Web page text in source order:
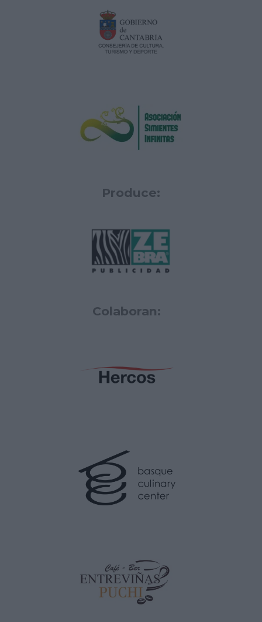
Colaboran:
Produce: